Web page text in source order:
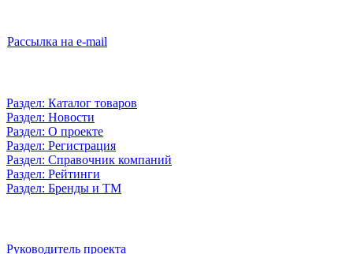
Рассылка на e-mail
Раздел: Каталог товаров
Раздел: Новости
Раздел: О проекте
Раздел: Регистрация
Раздел: Справочник компаний
Раздел: Рейтинги
Раздел: Бренды и ТМ
Руководитель проекта